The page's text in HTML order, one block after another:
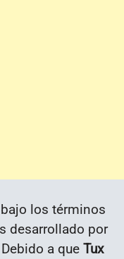
los términos
desarrollado por
a que Tux